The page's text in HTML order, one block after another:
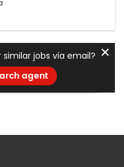
jobs via email?
agent
✕